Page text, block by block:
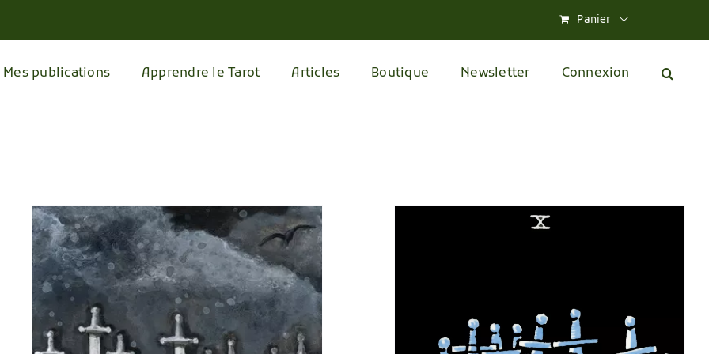
Panier
Mes publications Apprendre le Tarot Articles Boutique Newsletter Connexion